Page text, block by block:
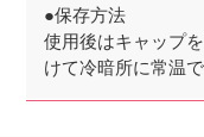
●保存方法
使用後はキャップ
けて冷暗所に常温